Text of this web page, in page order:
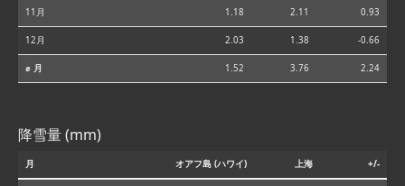
11月 1.18 2.11 0.93
12月 2.03 1.38 -0.66
⌀ 月 1.52 3.76 2.24
降雪量 (mm)
月 オアフ島 (ハワイ) 上海 +/-